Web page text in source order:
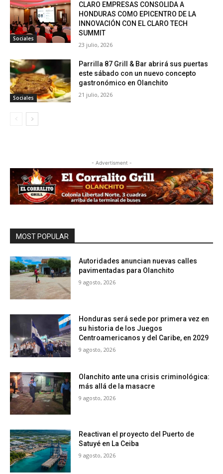
Sociales
CLARO EMPRESAS CONSOLIDA A
HONDURAS COMO EPICENTRO DE LA
INNOVACIÓN CON EL CLARO TECH
SUMMIT
23 julio, 2026
Sociales
Parrilla 87 Grill & Bar abrirá sus puertas
este sábado con un nuevo concepto
gastronómico en Olanchito
21 julio, 2026
- Advertisment -
MOST POPULAR
Autoridades anuncian nuevas calles
pavimentadas para Olanchito
9 agosto, 2026
Honduras será sede por primera vez en
su historia de los Juegos
Centroamericanos y del Caribe, en 2029
9 agosto, 2026
Olanchito ante una crisis criminológica:
más allá de la masacre
9 agosto, 2026
Reactivan el proyecto del Puerto de
Satuyé en La Ceiba
9 agosto, 2026